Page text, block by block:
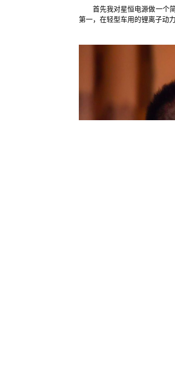
首先我对星恒电源做一个
第一，在轻型车用的锂离子动